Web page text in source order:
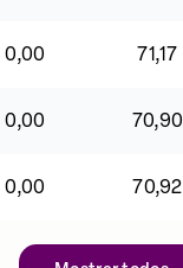
0,00 71,17
0,00 70,90
0,00 70,92